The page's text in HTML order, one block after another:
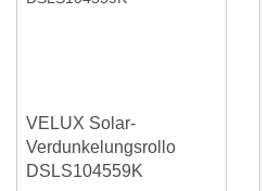
VELUX Solar-
Verdunkelungsrollo
DSLS104559K